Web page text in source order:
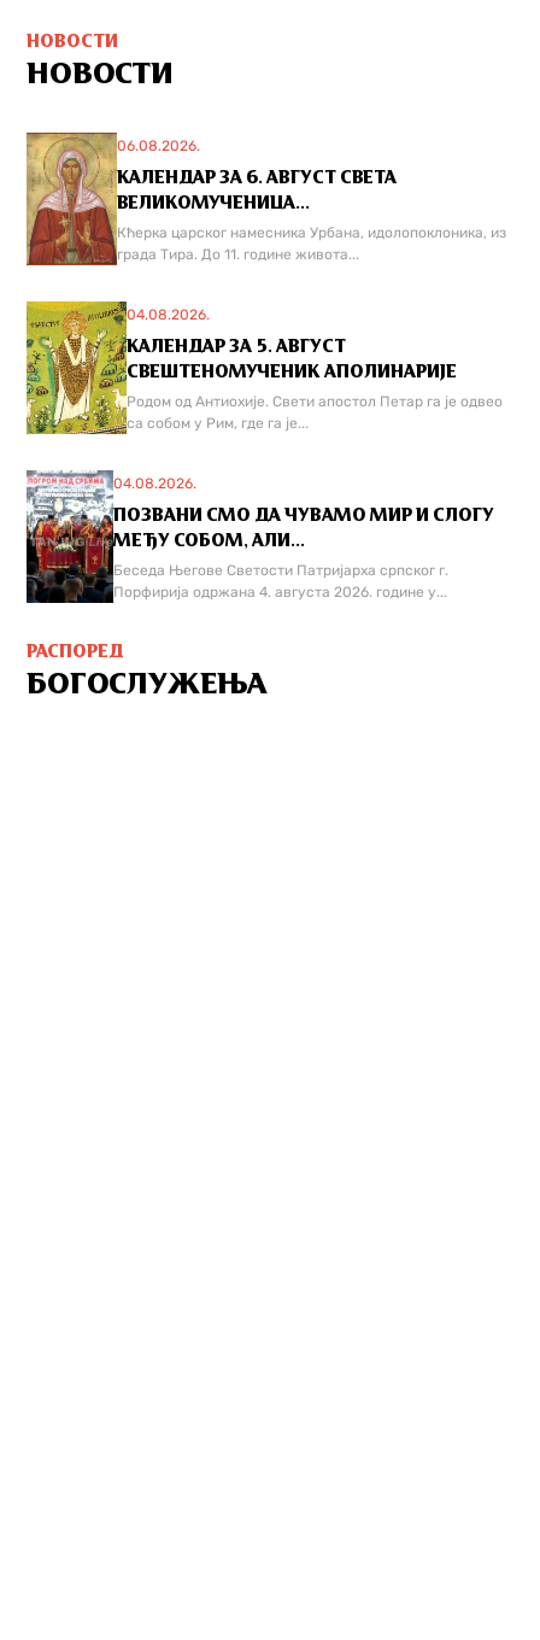
НОВОСТИ
НОВОСТИ
06.08.2026.
КАЛЕНДАР ЗА 6. АВГУСТ СВЕТА
ВЕЛИКОМУЧЕНИЦА...
Кћерка царског намесника Урбана, идолопоклоника, из
града Тира. До 11. године живота...
04.08.2026.
КАЛЕНДАР ЗА 5. АВГУСТ
СВЕШТЕНОМУЧЕНИК АПОЛИНАРИЈЕ
Родом од Антиохије. Свети апостол Петар га је одвео
са собом у Рим, где га је...
04.08.2026.
ПОЗВАНИ СМО ДА ЧУВАМО МИР И СЛОГУ
МЕЂУ СОБОМ, АЛИ...
Беседа Његове Светости Патријарха српског г.
Порфирија одржана 4. августа 2026. године у...
РАСПОРЕД
БОГОСЛУЖЕЊА